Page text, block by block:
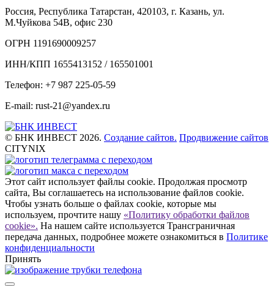
Россия, Республика Татарстан, 420103, г. Казань, ул.
М.Чуйкова 54В, офис 230
ОГРН 1191690009257
ИНН/КПП 1655413152 / 165501001
Телефон: +7 987 225-05-59
E-mail: rust-21@yandex.ru
© БНК ИНВЕСТ 2026. Создание сайтов. Продвижение сайтов
CITYNIX
Этот сайт использует файлы cookie. Продолжая просмотр
сайта, Вы соглашаетесь на использование файлов cookie.
Чтобы узнать больше о файлах cookie, которые мы
используем, прочтите нашу «Политику обработки файлов
cookie». На нашем сайте используется Трансграничная
передача данных, подробнее можете ознакомиться в Политике
конфиденциальности
Принять